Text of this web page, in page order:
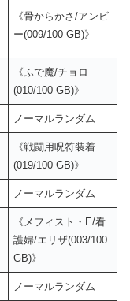
《骨からかさ/アンビ
ー(009/100 GB)》
《ふで魔/チョロ
(010/100 GB)》
ノーマルランダム
《戦闘用呪符装着
(019/100 GB)》
ノーマルランダム
《メフィスト・E/看
護婦/エリザ(003/100
GB)》
ノーマルランダム